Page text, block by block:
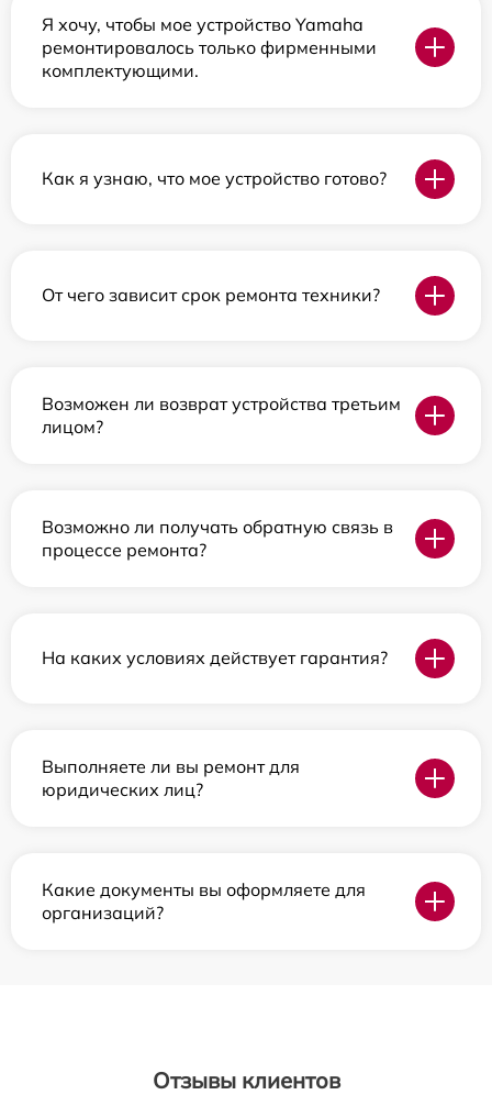
Я хочу, чтобы мое устройство Yamaha
ремонтировалось только фирменными
комплектующими.
Как я узнаю, что мое устройство готово?
От чего зависит срок ремонта техники?
Возможен ли возврат устройства третьим
лицом?
Возможно ли получать обратную связь в
процессе ремонта?
На каких условиях действует гарантия?
Выполняете ли вы ремонт для
юридических лиц?
Какие документы вы оформляете для
организаций?
Отзывы клиентов